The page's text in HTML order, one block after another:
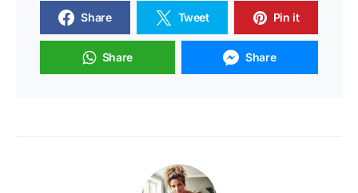
Share Tweet Pin it
Share Share